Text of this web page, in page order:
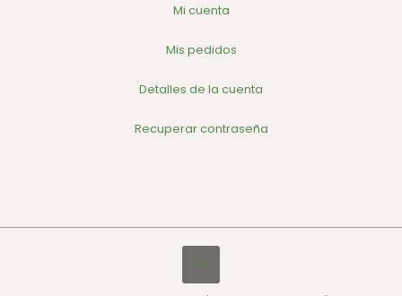
Mi cuenta
Mis pedidos
Detalles de la cuenta
Recuperar contraseña